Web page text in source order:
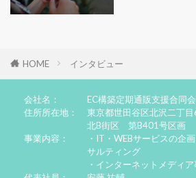
HOME インタビュー
会社名：
EC構築定期通販支援合同
住所所在地：
東京都世田谷区北沢二丁
北B街区 第B401号区画
事業内容：
・IT・WEBサービスの企
サルティング
・インターネットメディア